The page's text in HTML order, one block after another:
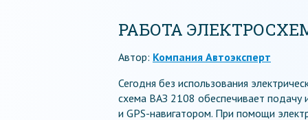
РАБОТА
Автор: Компания Автоэксперт
Сегодня без использования
схема ВАЗ 2108 обеспечивает подачу
и GPS-навигатором. При помощи